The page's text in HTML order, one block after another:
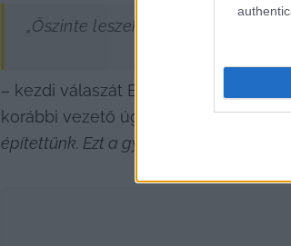
„Őszinte leszek: kátyúk, rossz utak…”
– kezdi válaszát Bühler, majd
korábbi vezető úgy gondolja, hogy
építettünk. Ezt a gyár környezetében is